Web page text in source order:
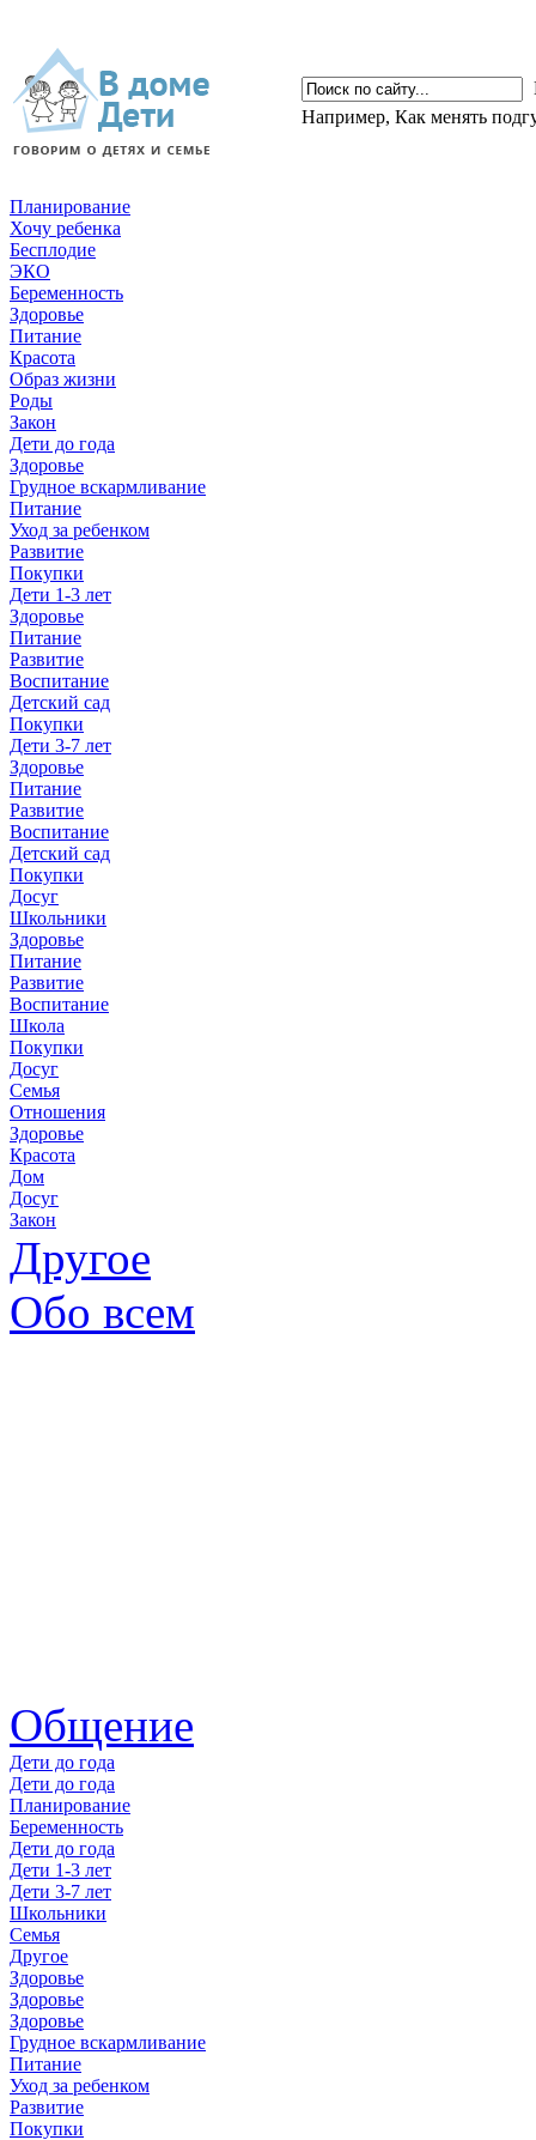
Например, Как менять
Планирование
Хочу ребенка
Бесплодие
ЭКО
Беременность
Здоровье
Питание
Красота
Образ жизни
Роды
Закон
Дети до года
Здоровье
Грудное вскармливание
Питание
Уход за ребенком
Развитие
Покупки
Дети 1-3 лет
Здоровье
Питание
Развитие
Воспитание
Детский сад
Покупки
Дети 3-7 лет
Здоровье
Питание
Развитие
Воспитание
Детский сад
Покупки
Досуг
Школьники
Здоровье
Питание
Развитие
Воспитание
Школа
Покупки
Досуг
Семья
Отношения
Здоровье
Красота
Дом
Досуг
Закон
Другое
Обо всем
Общение
Дети до года
Дети до года
Планирование
Беременность
Дети до года
Дети 1-3 лет
Дети 3-7 лет
Школьники
Семья
Другое
Здоровье
Здоровье
Здоровье
Грудное вскармливание
Питание
Уход за ребенком
Развитие
Покупки